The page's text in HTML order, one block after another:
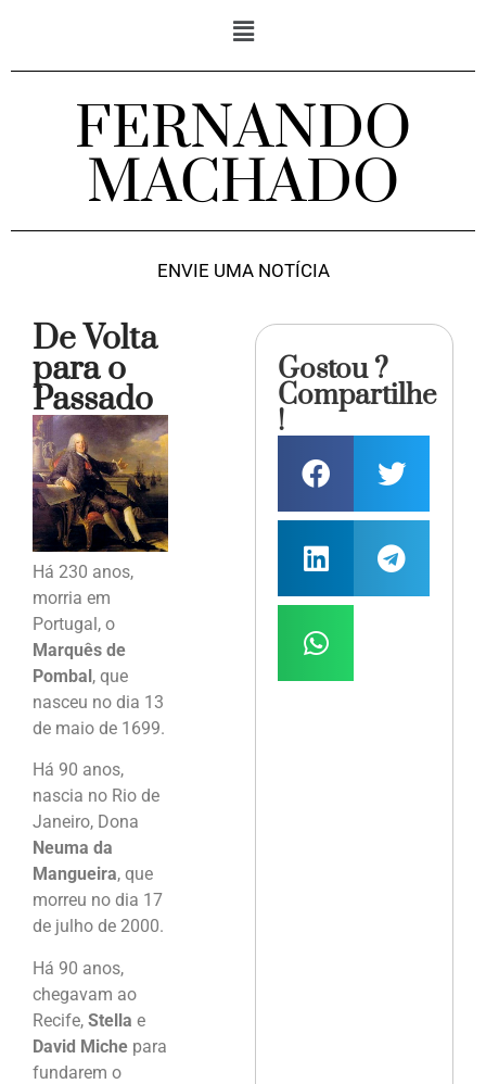
FERNANDO
MACHADO
ENVIE UMA NOTÍCIA
De Volta
para o
Passado
Há 230 anos,
morria em
Portugal, o
Marquês de
Pombal, que
nasceu no dia 13
de maio de 1699.
Há 90 anos,
nascia no Rio de
Janeiro, Dona
Neuma da
Mangueira, que
morreu no dia 17
de julho de 2000.
Há 90 anos,
chegavam ao
Recife, Stella e
David Miche para
fundarem o
Gostou ?
Compartilhe
!